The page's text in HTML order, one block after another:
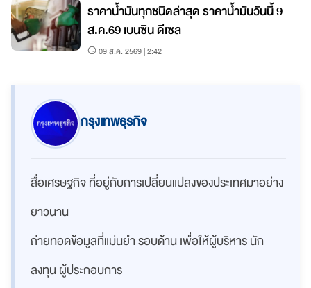
ราคาน้ำมันทุกชนิดล่าสุด ราคาน้ำมันวันนี้ 9
ส.ค.69 เบนซิน ดีเซล
09 ส.ค. 2569 | 2:42
กรุงเทพธุรกิจ
สื่อเศรษฐกิจ ที่อยู่กับการเปลี่ยนแปลงของประเทศมาอย่าง
ยาวนาน
ถ่ายทอดข้อมูลที่แม่นยำ รอบด้าน เพื่อให้ผู้บริหาร นัก
ลงทุน ผู้ประกอบการ